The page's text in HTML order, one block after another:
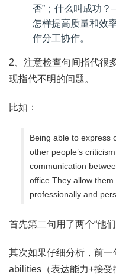
否”；什么叫成功？
怎样提高质量和效
作分工协作。
2、注意检查句间指代很
现指代不明的问题。
比如：
Being able to express
other people’s
communication
office.They allow
professionally and
首先第二句用了两个“他
其次如果仔细分析，前
abilities（表达能力+接